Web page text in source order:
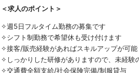
＜求人のポイント＞
✧週5日フルタイム勤務の募集です
✧シフト制勤務で希望休も受け付けます
✧接客/販売経験があればスキルアップが可能
✧しっかりした研修がありますので、未経験
✧交通費全額支給/社会保険完備/制服貸与